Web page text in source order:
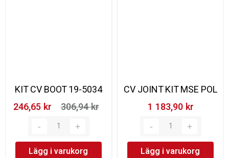
KIT CV BOOT 19-5034
246,65 kr‎
306,94 kr‎
Lägg i varukorg
CV JOINT KIT MSE POL
1 183,90 kr‎
Lägg i varukorg